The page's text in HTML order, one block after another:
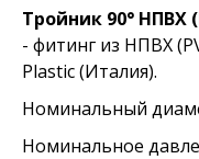
Тройник 90° НПВХ
- фитинг из НПВХ
Plastic (Италия).
Номинальный
Номинальное